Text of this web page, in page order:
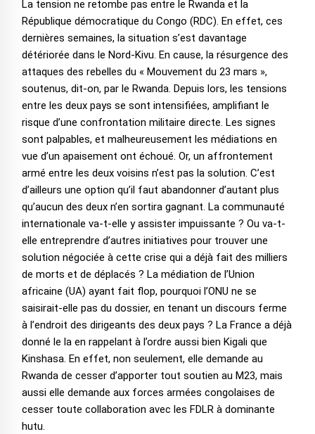
La tension ne retombe pas entre le Rwanda et la
République démocratique du Congo (RDC). En effet, ces
dernières semaines, la situation s’est davantage
détériorée dans le Nord-Kivu. En cause, la résurgence des
attaques des rebelles du « Mouvement du 23 mars »,
soutenus, dit-on, par le Rwanda. Depuis lors, les tensions
entre les deux pays se sont intensifiées, amplifiant le
risque d’une confrontation militaire directe. Les signes
sont palpables, et malheureusement les médiations en
vue d’un apaisement ont échoué. Or, un affrontement
armé entre les deux voisins n’est pas la solution. C’est
d’ailleurs une option qu’il faut abandonner d’autant plus
qu’aucun des deux n’en sortira gagnant. La communauté
internationale va-t-elle y assister impuissante ? Ou va-t-
elle entreprendre d’autres initiatives pour trouver une
solution négociée à cette crise qui a déjà fait des milliers
de morts et de déplacés ? La médiation de l’Union
africaine (UA) ayant fait flop, pourquoi l’ONU ne se
saisirait-elle pas du dossier, en tenant un discours ferme
à l’endroit des dirigeants des deux pays ? La France a déjà
donné le la en rappelant à l’ordre aussi bien Kigali que
Kinshasa. En effet, non seulement, elle demande au
Rwanda de cesser d’apporter tout soutien au M23, mais
aussi elle demande aux forces armées congolaises de
cesser toute collaboration avec les FDLR à dominante
hutu.